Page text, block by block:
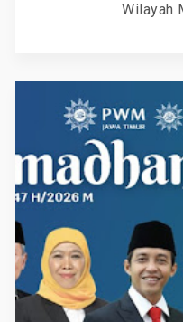
Wilayah